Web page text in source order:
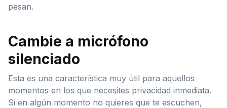
pesan.
Cambie a micrófono
silenciado
Esta es una característica muy útil para aquellos
momentos en los que necesites privacidad inmediata.
Si en algún momento no quieres que te escuchen,